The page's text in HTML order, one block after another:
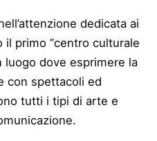
dedicata ai
primo “centro culturale
luogo dove esprimere la
con spettacoli ed
tutti i tipi di arte e